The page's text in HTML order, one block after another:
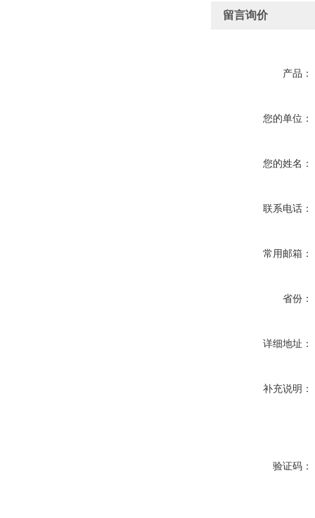
留言询价
产品：
您的单位：
您的姓名：
联系电话：
常用邮箱：
省份：
详细地址：
补充说明：
验证码：